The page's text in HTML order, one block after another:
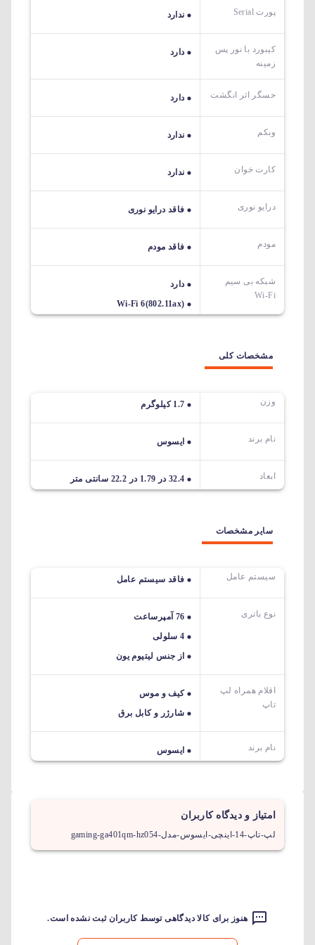
پورت Serial ندارد
کیبورد با نور پس
زمینه
دارد
حسگر اثر انگشت دارد
وبکم ندارد
کارت خوان ندارد
درایو نوری فاقد درایو نوری
مودم فاقد مودم
شبکه بی سیم
Wi-Fi
دارد
Wi-Fi 6(802.11ax)
مشخصات کلی
وزن 1.7 کیلوگرم
نام برند ایسوس
ابعاد 32.4 در 1.79 در 22.2 سانتی متر
سایر مشخصات
سیستم عامل فاقد سیستم عامل
نوع باتری
76 آمپرساعت
4 سلولی
از جنس لیتیوم یون
اقلام همراه لپ
تاپ
کیف و موس
شارژر و کابل برق
نام برند ایسوس
امتیاز و دیدگاه کاربران
لپ-تاپ-14-اینچی-ایسوس-مدل-gaming-ga401qm-hz054
هنوز برای کالا دیدگاهی توسط کاربران ثبت نشده است.